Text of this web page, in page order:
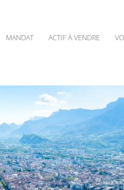
MANDAT ACTIF À VENDRE